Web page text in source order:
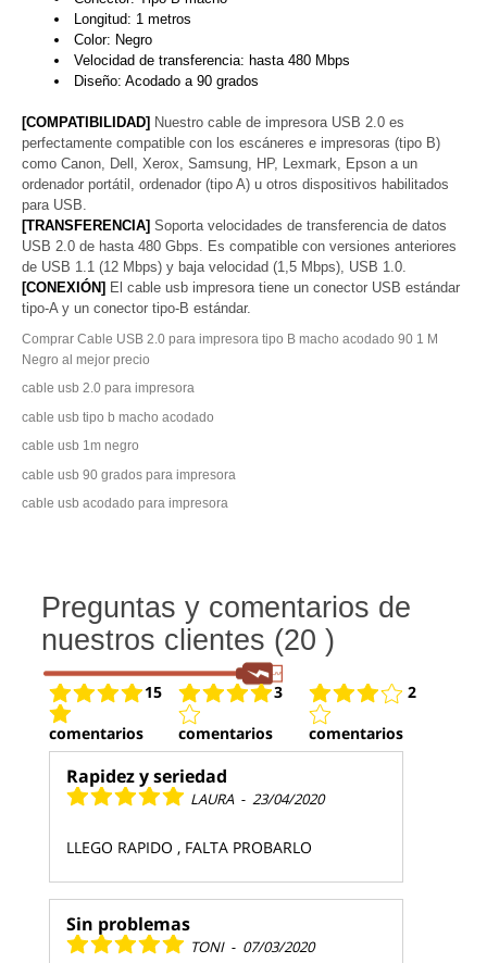
Longitud: 1 metros
Color: Negro
Velocidad de transferencia: hasta 480 Mbps
Diseño: Acodado a 90 grados
[COMPATIBILIDAD] Nuestro cable de impresora USB 2.0 es
perfectamente compatible con los escáneres e impresoras (tipo B)
como Canon, Dell, Xerox, Samsung, HP, Lexmark, Epson a un
ordenador portátil, ordenador (tipo A) u otros dispositivos habilitados
para USB.
[TRANSFERENCIA] Soporta velocidades de transferencia de datos
USB 2.0 de hasta 480 Gbps. Es compatible con versiones anteriores
de USB 1.1 (12 Mbps) y baja velocidad (1,5 Mbps), USB 1.0.
[CONEXIÓN] El cable usb impresora tiene un conector USB estándar
tipo-A y un conector tipo-B estándar.
Comprar Cable USB 2.0 para impresora tipo B macho acodado 90 1 M
Negro al mejor precio
cable usb 2.0 para impresora
cable usb tipo b macho acodado
cable usb 1m negro
cable usb 90 grados para impresora
cable usb acodado para impresora
Preguntas y comentarios de
nuestros clientes (20 )
15
comentarios
3
comentarios
2
comentarios
Rapidez y seriedad
LAURA - 23/04/2020
LLEGO RAPIDO , FALTA PROBARLO
Sin problemas
TONI - 07/03/2020